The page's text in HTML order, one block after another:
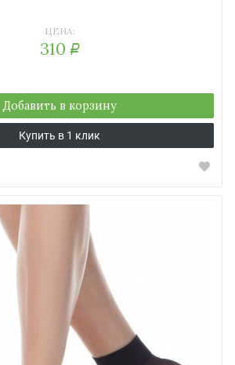
ЦЕНА:
310 Р
Добавить в корзину
Купить в 1 клик